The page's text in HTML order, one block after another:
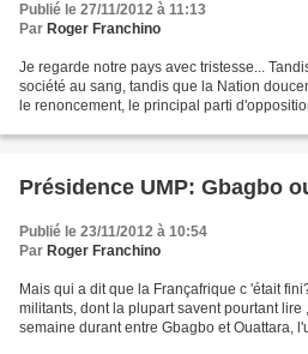
Publié le 27/11/2012 à 11:13
Par Roger Franchino
Je regarde notre pays avec tristesse...
société au sang, tandis que la Nation
le renoncement, le principal parti
Présidence UMP: Gbagbo
Publié le 23/11/2012 à 10:54
Par Roger Franchino
Mais qui a dit que la Françafrique c 'était
militants, dont la plupart savent pourtant lire
semaine durant entre Gbagbo et Ouattara,